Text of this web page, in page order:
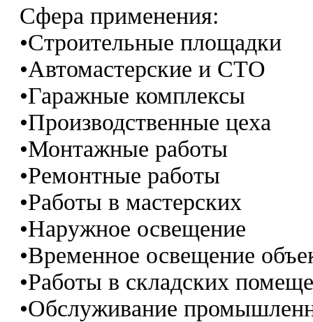
Сфера применения:
•Строительные площадки
•Автомастерские и СТО
•Гаражные комплексы
•Производственные цеха
•Монтажные работы
•Ремонтные работы
•Работы в мастерских
•Наружное освещение
•Временное освещение
•Работы в складских
•Обслуживание